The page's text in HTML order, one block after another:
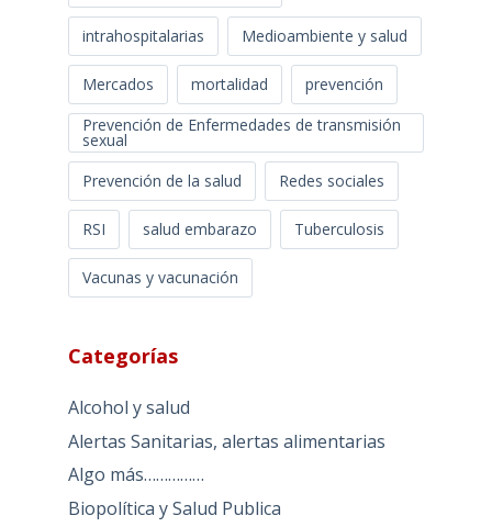
intrahospitalarias Medioambiente y salud
Mercados mortalidad
prevención
Prevención de Enfermedades de transmisión
sexual
Prevención de la salud
Redes sociales
RSI salud embarazo Tuberculosis
Vacunas y vacunación
Categorías
Alcohol y salud
Alertas Sanitarias, alertas alimentarias
Algo más……………
Biopolítica y Salud Publica